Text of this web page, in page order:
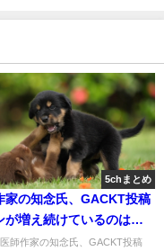
5chまとめ
家の知念氏、GACKT投稿
が増え続けているのは日
」に「明らかなデマ」指
医師作家の知念氏、GACKT投稿